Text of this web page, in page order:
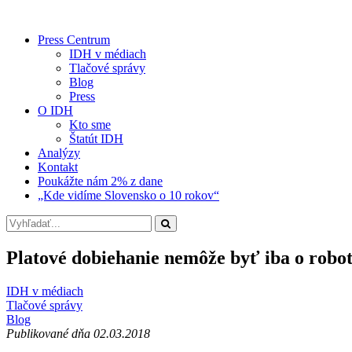
Press Centrum
IDH v médiach
Tlačové správy
Blog
Press
O IDH
Kto sme
Štatút IDH
Analýzy
Kontakt
Poukážte nám 2% z dane
„Kde vidíme Slovensko o 10 rokov“
Platové dobiehanie nemôže byť iba o
IDH v médiach
Tlačové správy
Blog
Publikované dňa 02.03.2018